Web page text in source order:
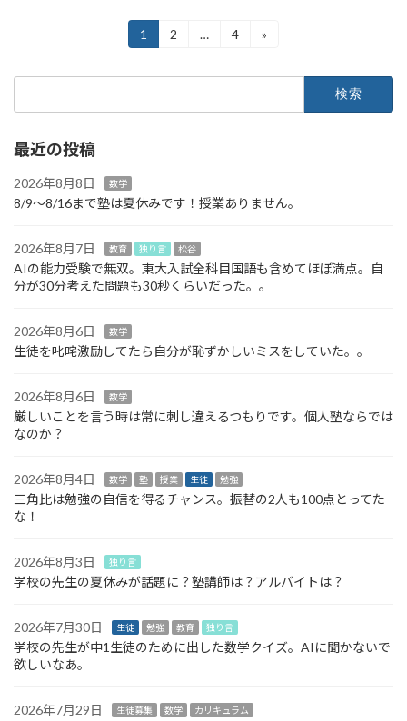
ー
ジ
り
固
定
1
固
2 …
固
4 »
最近の投稿
2026年8月8日 数学
8/9～8/16まで塾は夏休みです！授業ありません。
2026年8月7日 教育 独り言 松谷
AIの能力受験で無双。東大入試全科目国語も含めてほぼ満点。自
分が30分考えた問題も30秒くらいだった。。
2026年8月6日 数学
生徒を叱咤激励してたら自分が恥ずかしいミスをしていた。。
2026年8月6日 数学
厳しいことを言う時は常に刺し違えるつもりです。個人塾ならでは
なのか？
2026年8月4日 数学 塾 授業 生徒 勉強
三角比は勉強の自信を得るチャンス。振替の2人も100点とってた
な！
2026年8月3日 独り言
学校の先生の夏休みが話題に？塾講師は？アルバイトは？
2026年7月30日 生徒 勉強 教育 独り言
学校の先生が中1生徒のために出した数学クイズ。AIに聞かないで
欲しいなあ。
2026年7月29日 生徒募集 数学 カリキュラム